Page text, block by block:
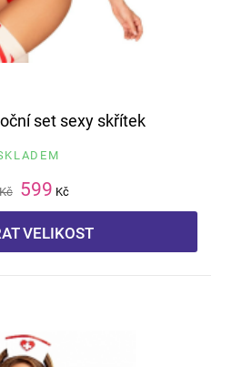
set sexy skřítek
599 Kč
VELIKOST